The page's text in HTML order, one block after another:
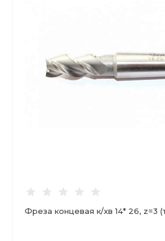
Фреза концевая к/хв 14* 26, z=3